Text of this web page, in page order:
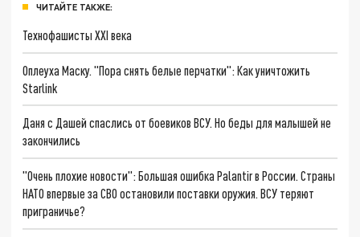
ЧИТАЙТЕ ТАКЖЕ:
Технофашисты XXI века
Оплеуха Маску. "Пора снять белые перчатки": Как уничтожить
Starlink
Даня с Дашей спаслись от боевиков ВСУ. Но беды для малышей не
закончились
"Очень плохие новости": Большая ошибка Palantir в России. Страны
НАТО впервые за СВО остановили поставки оружия. ВСУ теряют
приграничье?